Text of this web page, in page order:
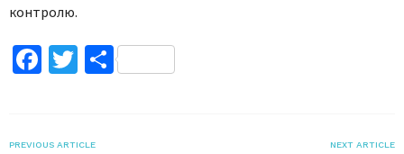
контролю.
Facebook
TwitterПоділитися
PREVIOUS ARTICLE NEXT ARTICLE